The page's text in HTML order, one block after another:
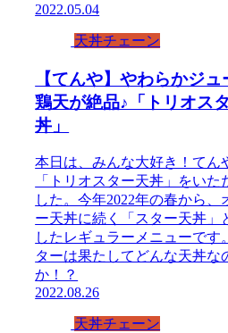
2022.05.04
天丼チェーン
【てんや】やわらかジ
鶏天が絶品♪「トリオス
丼」
本日は、みんな大好き！てん
「トリオスター天丼」をいた
した。今年2022年の春から、
ー天丼に続く「スター天丼」
したレギュラーメニューです
ターは果たしてどんな天丼な
か！？
2022.08.26
天丼チェーン